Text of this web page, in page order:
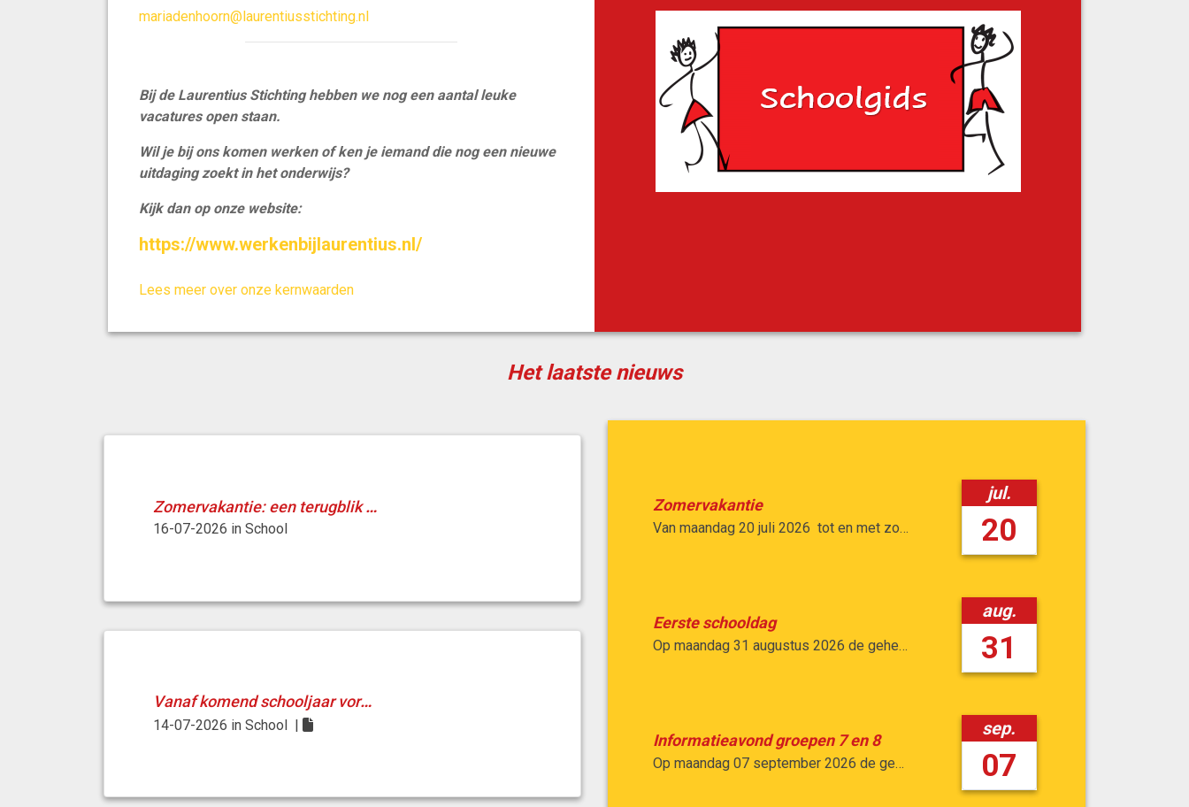
mariadenhoorn@laurentiusstichting.nl
Bij de Laurentius Stichting hebben we nog een aantal leuke
vacatures open staan.
Wil je bij ons komen werken of ken je iemand die nog een nieuwe
uitdaging zoekt in het onderwijs?
Kijk dan op onze website:
https://www.werkenbijlaurentius.nl/
Lees meer over onze kernwaarden
Het laatste nieuws
Zomervakantie: een terugblik én een
16-07-2026 in School
Vanaf komend schooljaar vormen wij
14-07-2026 in School |
Zomervakantie
Van maandag 20 juli 2026 tot en met zondag 30 augustus 2026
jul.
20
Eerste schooldag
Op maandag 31 augustus 2026 de gehele dag
aug.
31
Informatieavond groepen 7 en 8
Op maandag 07 september 2026 de gehele dag
sep.
07